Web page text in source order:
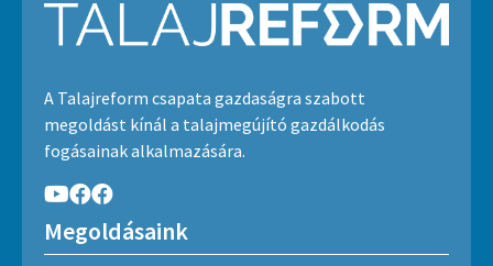
A Talajreform csapata gazdaságra szabott
megoldást kínál a talajmegújító gazdálkodás
fogásainak alkalmazására.
Megoldásaink